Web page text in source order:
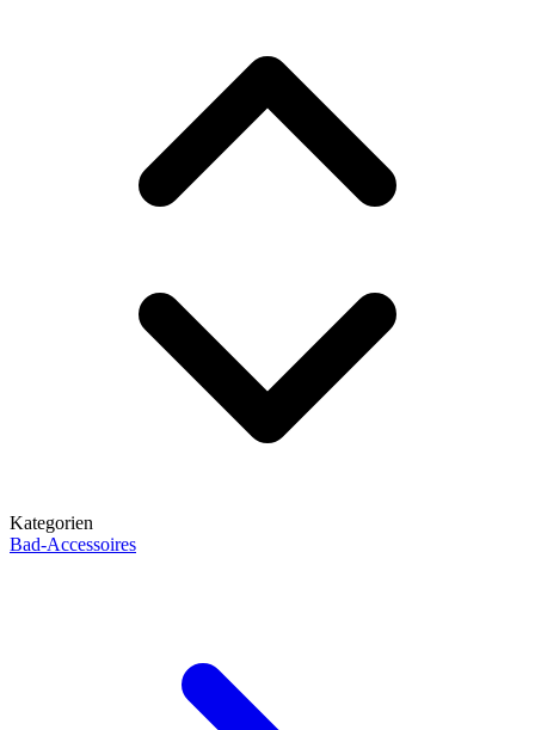
Kategorien
Bad-Accessoires